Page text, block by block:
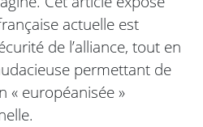
actuelle est
de l’alliance, tout en
permettant de
« européanisée »